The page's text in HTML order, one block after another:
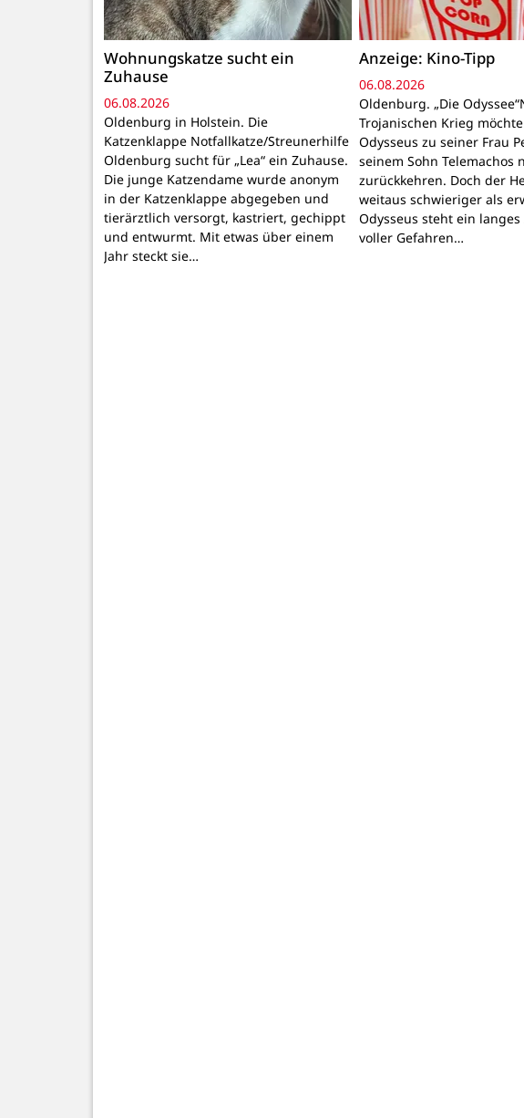
Wohnungskatze sucht ein
Zuhause
06.08.2026
Oldenburg in Holstein. Die
Katzenklappe Notfallkatze/Streunerhilfe
Oldenburg sucht für „Lea“ ein Zuhause.
Die junge Katzendame wurde anonym
in der Katzenklappe abgegeben und
tierärztlich versorgt, kastriert, gechippt
und entwurmt. Mit etwas über einem
Jahr steckt sie…
Anzeige: Kino-Tipp
06.08.2026
Oldenburg. „Die
Trojanischen Krieg
Odysseus zu seiner Frau
seinem Sohn Telemachos
zurückkehren. Doch der
weitaus schwieriger als
Odysseus steht ein
voller Gefahren…